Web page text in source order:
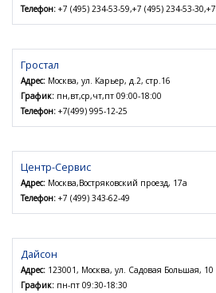
Телефон: +7 (495) 234-53-59,+7 (495) 234-53-
Гростал
Адрес: Москва, ул. Карьер, д.2, стр.16
График: пн,вт,ср,чт,пт 09:00-18:00
Телефон: +7(499) 995-12-25
Центр-Сервис
Адрес: Москва,Востряковский проезд, 17а
Телефон: +7 (499) 343-62-49
Дайсон
Адрес: 123001, Москва, ул. Садовая Большая, 10
График: пн-пт 09:30-18:30